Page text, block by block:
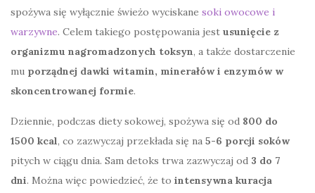
spożywa się wyłącznie świeżo wyciskane soki owocowe i
warzywne. Celem takiego postępowania jest usunięcie z
organizmu nagromadzonych toksyn, a także dostarczenie
mu porządnej dawki witamin, minerałów i enzymów w
skoncentrowanej formie.
Dziennie, podczas diety sokowej, spożywa się od 800 do
1500 kcal, co zazwyczaj przekłada się na 5-6 porcji soków
pitych w ciągu dnia. Sam detoks trwa zazwyczaj od 3 do 7
dni. Można więc powiedzieć, że to intensywna kuracja